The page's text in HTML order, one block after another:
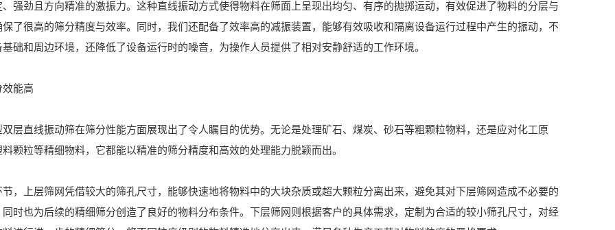
、强劲且方向精准的激振力。这种直线振动方式使得物料在筛面上呈现出均匀、有序的抛掷运动，有效促进了物料的分层与
了很高的筛分精度与效率。同时，我们还配备了效率高的减振装置，能够有效吸收和隔离设备运行过程中产生的振动，不
础和周边环境，还降低了设备运行时的噪音，为操作人员提供了相对安静舒适的工作环境。
能高
直线振动筛在筛分性能方面展现出了令人瞩目的优势。无论是处理矿石、煤炭、砂石等粗颗粒物料，还是应对化工原
颗粒等精细物料，它都能以精准的筛分精度和高效的处理能力脱颖而出。
上层筛网凭借较大的筛孔尺寸，能够快速地将物料中的大块杂质或超大颗粒分离出来，避免其对下层筛网造成不必要的
同时也为后续的精细筛分创造了良好的物料分布条件。下层筛网则根据客户的具体需求，定制为合适的较小筛孔尺寸，对经